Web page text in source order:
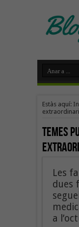
Estàs aquí:
extraordinari
Temes
Les
dues
a